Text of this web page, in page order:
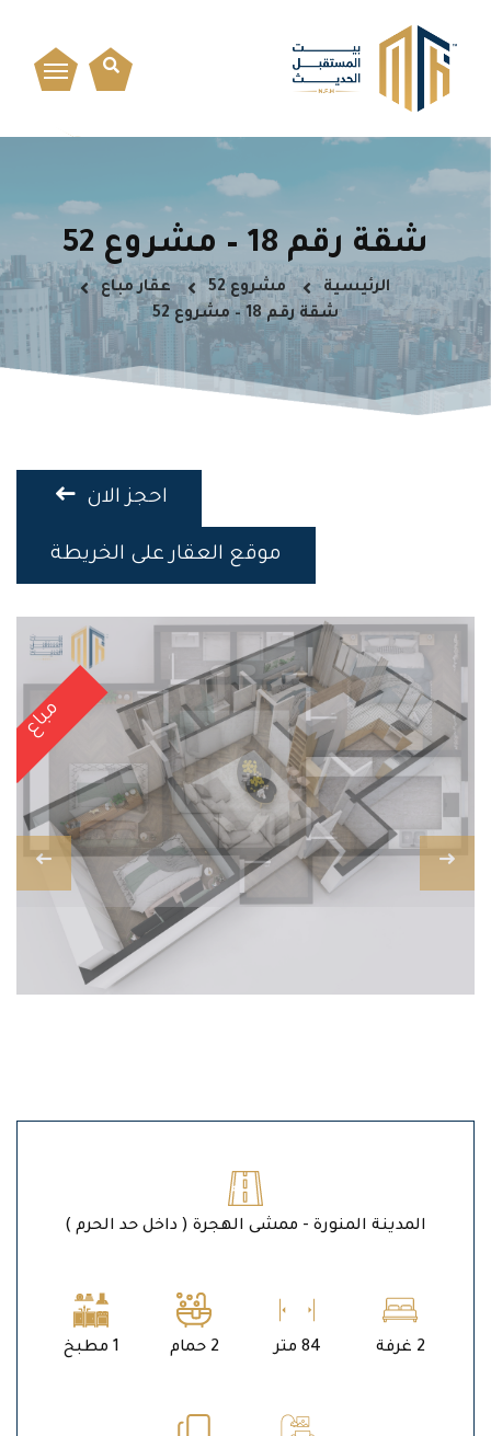
شقة رقم 18 – مشروع 52
الرئيسية مشروع 52
عقار مباع
شقة رقم 18 – مشروع 52
احجز الان
موقع العقار على الخريطة
مباع
المدينة المنورة - ممشى الهجرة ( داخل حد الحرم )
2 غرفة 84 متر 2 حمام 1 مطبخ